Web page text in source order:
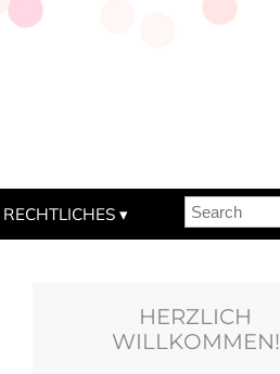
RECHTLICHES
HERZLICH
WILLKOMMEN!